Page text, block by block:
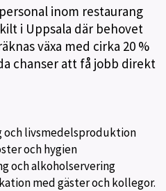
inom restaurang
i Uppsala där behovet
växa med cirka 20 %
chanser att få jobb direkt
och livsmedelsproduktion
och hygien
och alkoholservering
med gäster och kollegor.